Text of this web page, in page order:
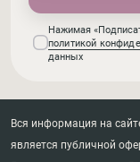
Нажимая
политикой
данных
Вся информация на
является публичной